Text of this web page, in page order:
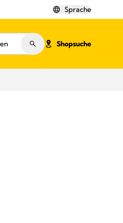
Sprache
Shopsuche